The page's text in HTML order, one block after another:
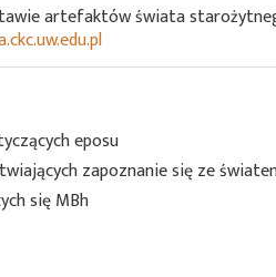
artefaktów świata
eposu
zapoznanie się ze
się MBh